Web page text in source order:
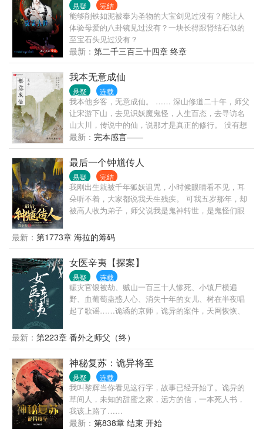
悬疑 完结
能够削铁如泥被奉为圣物的大宝剑见过没有？能让人
体验母爱的八卦镜见过没有？一块长得跟肾结石似的
至宝石头见过没有？
最新： 第二千三百三十四章 终章
我本无意成仙
悬疑 连载
我本他乡客，无意成仙。 …… 深山修道二十年，师父
让宋游下山，去见识妖魔鬼怪，人生百态，去寻访名
山大川，传说中的仙，说那才是真正的修行。 没有想
到，走遍大江南北，仙人竟是我自己。
最新： 完本感言——
最后一个钟馗传人
悬疑 完结
我刚出生就被千年狐妖诅咒，小时候眼睛看不见，耳
朵听不着，大家都说我天生残疾。 可我五岁那年，却
被高人收为弟子，师父说我是鬼神转世，是鬼怪们眼
夜行……各种诡异的事情相继发生。 为了自保，我只
能拜入玄门，跟着师父修炼道法。 眨眼十年过去，出
师下山的我本想做个斩妖除魔的逍遥捉鬼人，可师父
却突然让我赶赴龙虎山，准备继任天师之位！
最新： 第1773章 海拉的筹码
女医辛夷【探案】
悬疑 连载
赈灾官银被劫、贼山一百三十人惨死、小镇尸横遍
野、血葡萄蛊惑人心、消失十年的女儿、树在半夜唱
起了歌谣……诡谲的京师，诡异的案件，天网恢恢、
最新： 第223章 番外之师父（终）
神秘复苏：诡异将至
悬疑 连载
我叫黎辉当你看见这行字，故事已经开始了。诡异的
草间人，未知的甜蜜之家，远方的信，一本死人书，
我该上路了……
最新： 第838章 结束 开始